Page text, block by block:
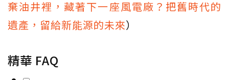
棄油井裡，藏著下一座風電廠？把舊時代的
遺產，留給新能源的未來）
精華 FAQ